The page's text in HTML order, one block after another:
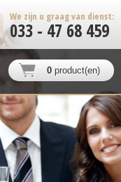
We zijn u graag van dienst:
033 - 47 68 459
0 product(en)